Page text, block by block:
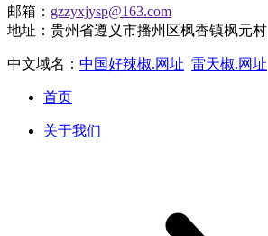
邮箱： gzzyxjysp@163.com
地址：贵州省遵义市播州区枫香镇枫元村
中文域名： 中国好辣椒.网址 雷天椒.网址
首页
关于我们